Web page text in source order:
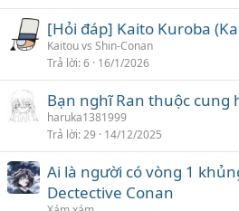
[Hỏi đáp] Kaito Kuroba
Kaitou vs Shin-Conan
Trả lời 6 16/1/2026
Bạn nghĩ Ran thuộc cung
haruka1381999
Trả lời 29 14/12/2025
Ai là người có vòng 1
Dectective Conan